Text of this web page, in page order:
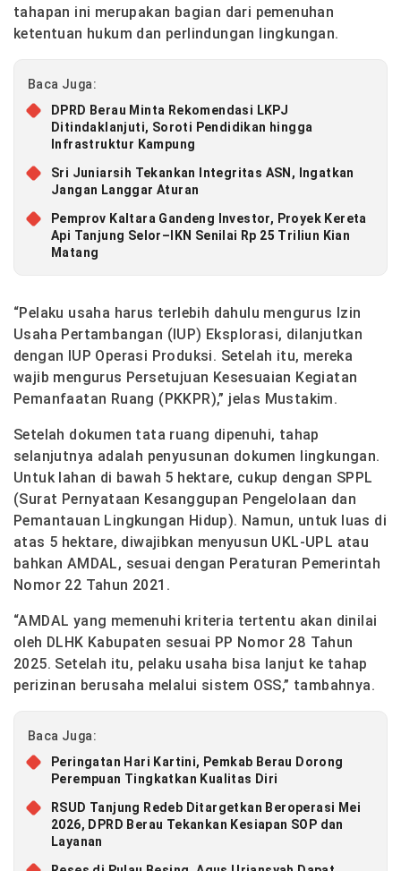
tahapan ini merupakan bagian dari pemenuhan
ketentuan hukum dan perlindungan lingkungan.
Baca Juga:
DPRD Berau Minta Rekomendasi LKPJ
Ditindaklanjuti, Soroti Pendidikan hingga
Infrastruktur Kampung
Sri Juniarsih Tekankan Integritas ASN, Ingatkan
Jangan Langgar Aturan
Pemprov Kaltara Gandeng Investor, Proyek Kereta
Api Tanjung Selor–IKN Senilai Rp 25 Triliun Kian
Matang
“Pelaku usaha harus terlebih dahulu mengurus Izin
Usaha Pertambangan (IUP) Eksplorasi, dilanjutkan
dengan IUP Operasi Produksi. Setelah itu, mereka
wajib mengurus Persetujuan Kesesuaian Kegiatan
Pemanfaatan Ruang (PKKPR),” jelas Mustakim.
Setelah dokumen tata ruang dipenuhi, tahap
selanjutnya adalah penyusunan dokumen lingkungan.
Untuk lahan di bawah 5 hektare, cukup dengan SPPL
(Surat Pernyataan Kesanggupan Pengelolaan dan
Pemantauan Lingkungan Hidup). Namun, untuk luas di
atas 5 hektare, diwajibkan menyusun UKL-UPL atau
bahkan AMDAL, sesuai dengan Peraturan Pemerintah
Nomor 22 Tahun 2021.
“AMDAL yang memenuhi kriteria tertentu akan dinilai
oleh DLHK Kabupaten sesuai PP Nomor 28 Tahun
2025. Setelah itu, pelaku usaha bisa lanjut ke tahap
perizinan berusaha melalui sistem OSS,” tambahnya.
Baca Juga:
Peringatan Hari Kartini, Pemkab Berau Dorong
Perempuan Tingkatkan Kualitas Diri
RSUD Tanjung Redeb Ditargetkan Beroperasi Mei
2026, DPRD Berau Tekankan Kesiapan SOP dan
Layanan